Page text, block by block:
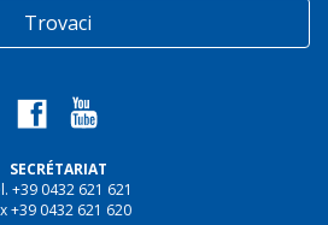
Trovaci
SECRÉTARIAT
+39 0432 621 621
+39 0432 621 620